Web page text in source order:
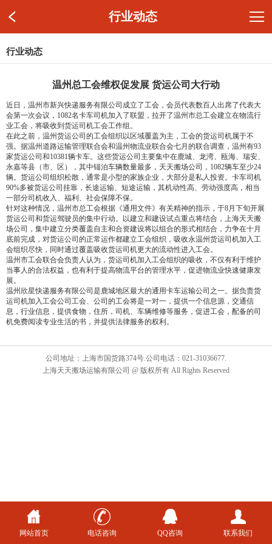
行业动态
行业动态
温州总工会维权促发展 货运公司大行动
近日，温州市新兴快递服务有限公司成立了工会，会员代表数百人出席了代表大
会第一次会议，1082名卡车司机加入了联盟，拉开了温州市总工会建立在物流行
业工会，将吸收到货运司机工会工作组。
在此之前，温州货运公司的工会组织以区域覆盖为主，工会的货运司机属于不
强。据温州道路运输管理联合会和温州物流业联合会七月的联合调查，温州有93
家货运公司和10381辆卡车。这些货运公司主要集中在鹿城、龙湾、瓯海、瑞安、
永嘉等县（市、区），其中锚泊车辆数量最多， 天天搬场公司 ，1082辆车至少24
辆。货运公司组织松散，通常是小型的家族企业，大部分是私人投资。卡车司机
90%多被货运公司挂靠，长途运输、短途运输，其机动性高、劳动强度高，相当
一部分司机收入、福利、社会保障不保。
针对这种情况，温州市总工会根据《通用文件》有关精神的指示，于8月下旬开展
货运公司和货运驾驶员的集中行动。以建立和建设试点重点将结合， 上海天天搬
场公司 ，集中建立分类覆盖自主和合资建设将以组合的形式相结合，力争在十月
底前完成，对货运公司的正常运作都建立工会组织，吸收永温州货运司机加入工
会组织尽快，同时通过覆盖吸收货运司机更大的流动性进入工会。
温州市工会联合会负责人认为，货运司机加入工会组织的吸收，不仅有利于维护
当事人的合法权益，也有利于提高物流平台的管理水平，促进物流业快速健康发
展。
温州欣星快递服务有限公司是鹿城地区最大的通用卡车运输公司之一。据负责货
运司机加入工会公司工会、公司的工会将是一对一，提供一个信息源，交通信
息，行业信息，提供食物，住所，司机、车辆维修等服务，促进工会，配备的司
机免费阅读专业生活的书，并提供法律服务的权利。
公司地址：上海市国货路374号.公司电话：021-31036677.
上海天天搬场运输有限公司 @ 版权所有 All Rights Reserved
网站首页 电话咨询 QQ咨询 联系我们